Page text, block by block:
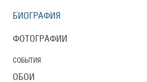
БИОГРАФИЯ
ФОТОГРАФИИ
СОБЫТИЯ
ОБОИ